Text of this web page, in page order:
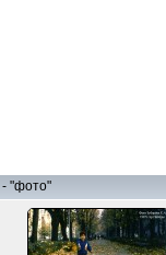
- "фото"